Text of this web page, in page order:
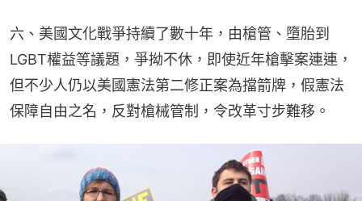
六、美國文化戰爭持續了數十年，由槍管、墮胎到
LGBT權益等議題，爭拗不休，即使近年槍擊案連連，
但不少人仍以美國憲法第二修正案為擋箭牌，假憲法
保障自由之名，反對槍械管制，令改革寸步難移。